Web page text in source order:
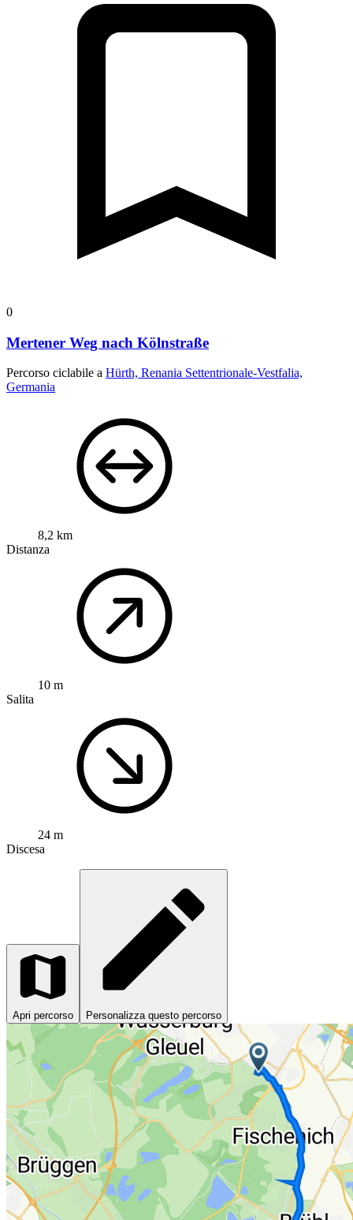
0
Mertener Weg nach Kölnstraße
Percorso ciclabile a Hürth, Renania Settentrionale-Vestfalia,
Germania
8,2 km
Distanza
10 m
Salita
24 m
Discesa
Apri percorso Personalizza questo percorso